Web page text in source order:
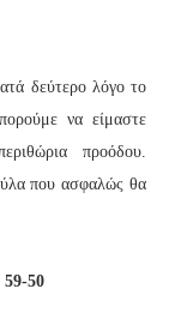
δεύτερο λόγο το
να είμαστε
προόδου.
που ασφαλώς θα
50